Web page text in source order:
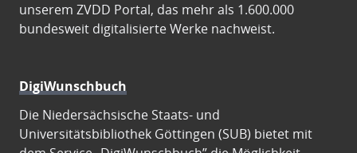
unserem ZVDD Portal, das mehr als 1.600.000
bundesweit digitalisierte Werke nachweist.
DigiWunschbuch
Die Niedersächsische Staats- und
Universitätsbibliothek Göttingen (SUB) bietet mit